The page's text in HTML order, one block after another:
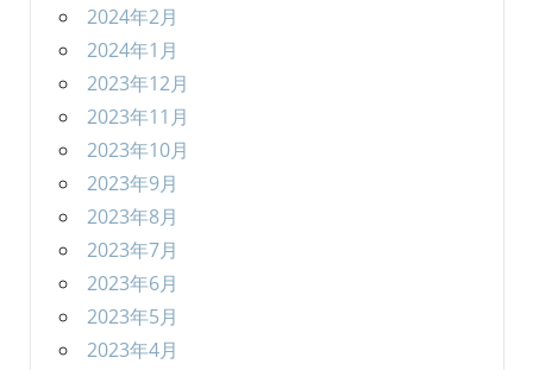
2024年2月
2024年1月
2023年12月
2023年11月
2023年10月
2023年9月
2023年8月
2023年7月
2023年6月
2023年5月
2023年4月